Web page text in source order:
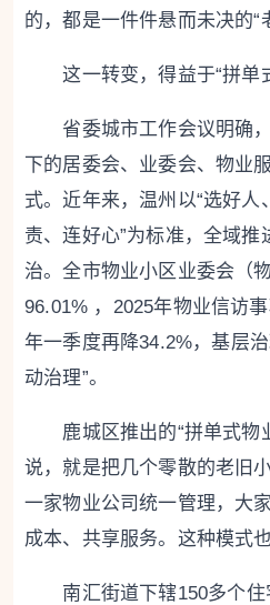
的，都是一件件悬而未决的“
这一转变，得益于“拼单式
省委城市工作会议明确，
下的居委会、业委会、物业
式。近年来，温州以“选好
责、连好心”为标准，全域
治。全市物业小区业委会（
96.01% ，2025年物业信访
年一季度再降34.2%，基层
动治理”。
鹿城区推出的“拼单式物
说，就是把几个零散的老旧
一家物业公司统一管理，大
成本、共享服务。这种模式
南汇街道下辖150多个住